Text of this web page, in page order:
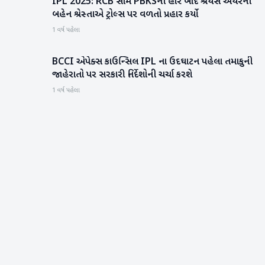
બહેન શ્રેસ્તાએ ટ્રોલ્સ પર વળતો પ્રહાર કર્યો
1 વર્ષ પહેલા
રમતગમત
BCCI એપેક્સ કાઉન્સિલ IPL ના ઉદઘાટન પહેલા તમાકુની
જાહેરાતો પર સરકારી નિર્દેશોની ચર્ચા કરશે
1 વર્ષ પહેલા